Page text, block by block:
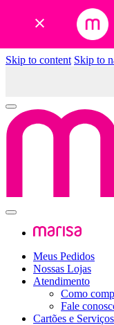
Skip to content Skip to
Meus Pedidos
Nossas Lojas
Atendimento
Como
Fale
Cartões e Serviços